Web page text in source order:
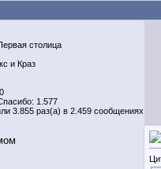
столица
и Краз
1.577
3.855 раз(а) в 2.459 сообщениях